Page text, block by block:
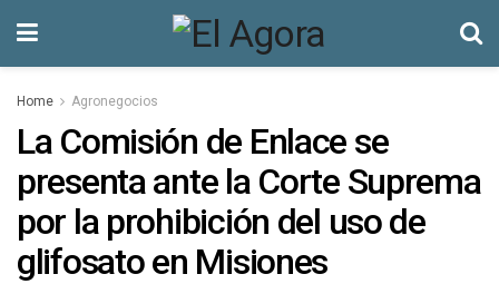
Home Agronegocios
La Comisión de Enlace se
presenta ante la Corte Suprema
por la prohibición del uso de
glifosato en Misiones